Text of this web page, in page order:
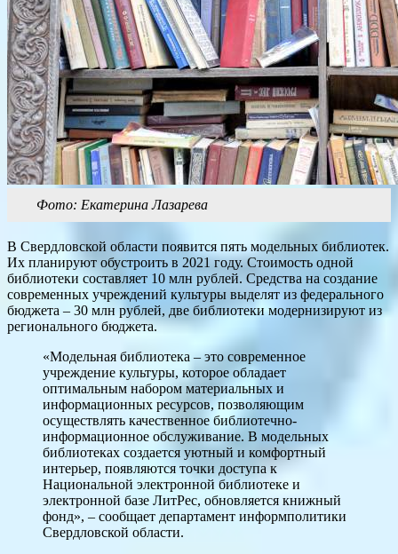
Фото: Екатерина Лазарева
В Свердловской области появится пять модельных библиотек.
Их планируют обустроить в 2021 году. Стоимость одной
библиотеки составляет 10 млн рублей. Средства на создание
современных учреждений культуры выделят из федерального
бюджета – 30 млн рублей, две библиотеки модернизируют из
регионального бюджета.
«Модельная библиотека – это современное
учреждение культуры, которое обладает
оптимальным набором материальных и
информационных ресурсов, позволяющим
осуществлять качественное библиотечно-
информационное обслуживание. В модельных
библиотеках создается уютный и комфортный
интерьер, появляются точки доступа к
Национальной электронной библиотеке и
электронной базе ЛитРес, обновляется книжный
фонд», – сообщает департамент информполитики
Свердловской области.